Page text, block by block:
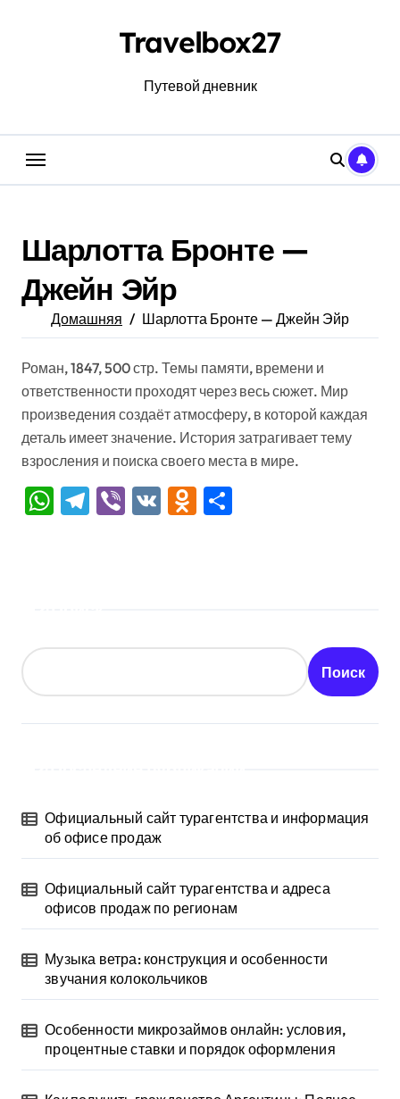
Travelbox27
Путевой дневник
Шарлотта Бронте —
Джейн Эйр
Домашняя Шарлотта Бронте — Джейн Эйр
Роман, 1847, 500 стр. Темы памяти, времени и
ответственности проходят через весь сюжет. Мир
произведения создаёт атмосферу, в которой каждая
деталь имеет значение. История затрагивает тему
взросления и поиска своего места в мире.
WhatsApp
Telegram
Viber
VK Odnoklassniki
Поиск
Официальный сайт турагентства и информация
об офисе продаж
Официальный сайт турагентства и адреса
офисов продаж по регионам
Музыка ветра: конструкция и особенности
звучания колокольчиков
Особенности микрозаймов онлайн: условия,
процентные ставки и порядок оформления